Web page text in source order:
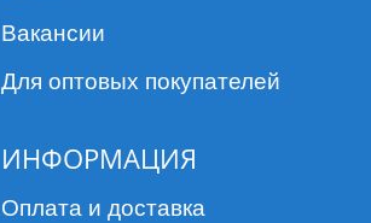
Вакансии
Для оптовых покупателей
ИНФОРМАЦИЯ
Оплата и доставка